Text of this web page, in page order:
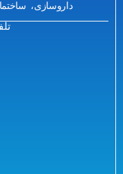
داروسازی، ساختمان
تلفن: